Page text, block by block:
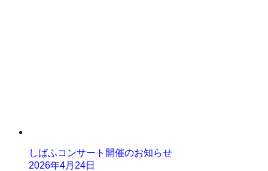
しばふコンサート開催のお知らせ
2026年4月24日